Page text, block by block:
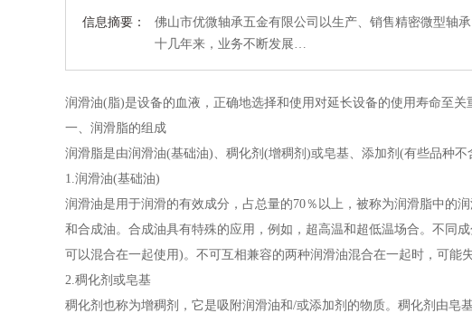
信息摘要：
佛山市优微轴承五金有限公司以生产、销售精密微型轴
十几年来，业务不断发展…
润滑油(脂)是设备的血液，正确地选择和使用对延长设备的使用寿命至关
一、润滑脂的组成
润滑脂是由润滑油(基础油)、稠化剂(增稠剂)或皂基、添加剂(有些品种不
1.润滑油(基础油)
润滑油是用于润滑的有效成分，占总量的70％以上，被称为润滑脂中的
和合成油。合成油具有特殊的应用，例如，超高温和超低温场合。不同
可以混合在一起使用)。不可互相兼容的两种润滑油混合在一起时，可能
2.稠化剂或皂基
稠化剂也称为增稠剂，它是吸附润滑油和/或添加剂的物质。稠化剂由皂